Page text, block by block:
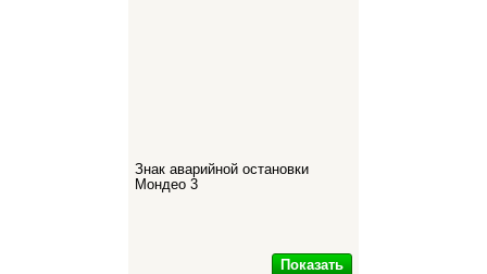
Знак аварийной остановки
Мондео 3
Показать